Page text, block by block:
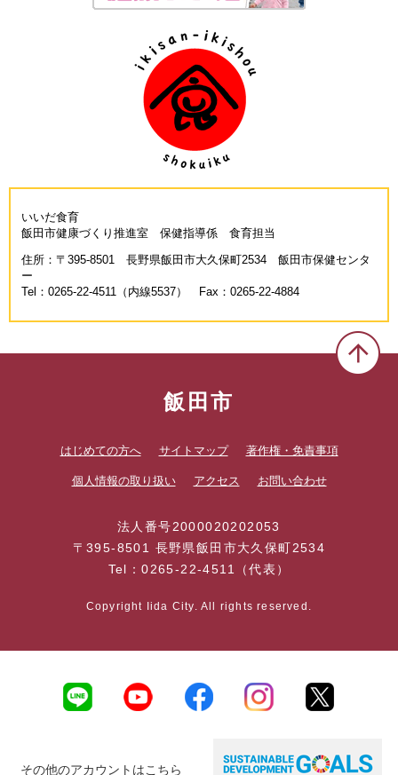
いいだ食育
飯田市健康づくり推進室 保健指導係 食育担当
住所：〒395-8501 長野県飯田市大久保町2534 飯田市保健センタ
ー
Tel：0265-22-4511（内線5537） Fax：0265-22-4884
飯田市
はじめての方へ サイトマップ 著作権・免責事項
個人情報の取り扱い アクセス お問い合わせ
法人番号2000020202053
〒395-8501 長野県飯田市大久保町2534
Tel：0265-22-4511（代表）
Copyright Iida City. All rights reserved.
その他のアカウントはこちら